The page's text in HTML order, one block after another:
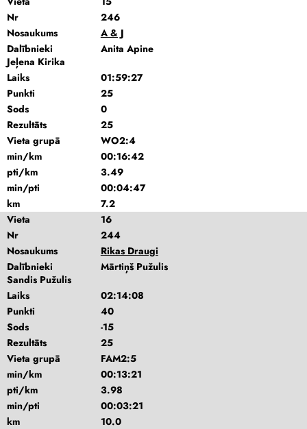
Nr
246
Nosaukums
A & J
Dalībnieki
Anita Apine
Jeļena Kirika
Laiks
01:59:27
Punkti
25
Sods
0
Rezultāts
25
Vieta grupā
WO2:4
min/km
00:16:42
pti/km
3.49
min/pti
00:04:47
km
7.2
Vieta
16
Nr
244
Nosaukums
Rikas Draugi
Dalībnieki
Mārtiņš Pužulis
Sandis Pužulis
Laiks
02:14:08
Punkti
40
Sods
-15
Rezultāts
25
Vieta grupā
FAM2:5
min/km
00:13:21
pti/km
3.98
min/pti
00:03:21
km
10.0